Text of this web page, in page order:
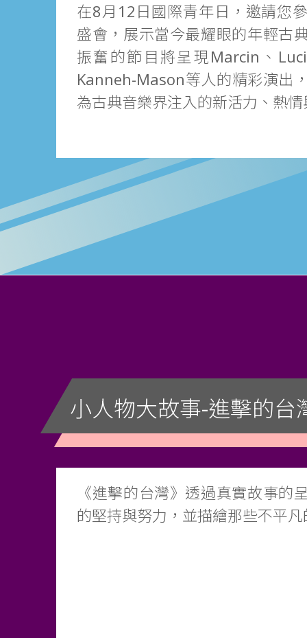
在8月12日國際青年日，邀請您
盛會，展示當今最耀眼的年輕古
振奮的節目將呈現Marcin、
Kanneh-Mason等人的精彩演出
為古典音樂界注入的新活力、熱
小人物大故事-進擊的台
《進擊的台灣》透過真實故事的
的堅持與努力，並描繪那些不平